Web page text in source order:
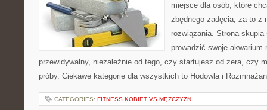
miejsce dla osób, które
zbędnego zadęcia, za to z
rozwiązania. Strona
prowadzić swoje akwarium
przewidywalny, niezależnie od tego, czy startujesz od zera, czy
próby. Ciekawe kategorie dla wszystkich to Hodowla i
CATEGORIES: FITNESS KOBIET VS MĘŻCZYZN